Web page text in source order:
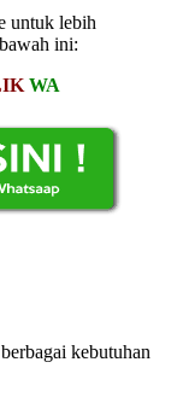
untuk lebih
ini:
WA
kebutuhan